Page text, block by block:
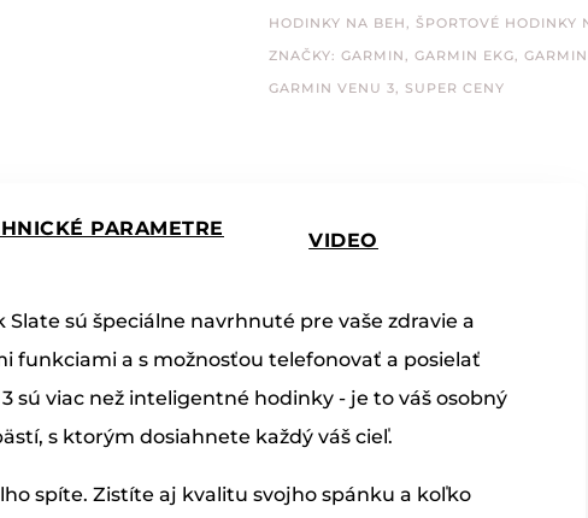
HODINKY NA BEH,ŠPORTOVÉ HODINKY
ZNAČKY:GARMIN,GARMIN EKG,
GARMIN VENU 3,SUPER CENY
PARAMETRE
VIDEO
Slate sú špeciálne navrhnuté pre vaše zdravie a
funkciami a s možnosťou telefonovať a posielať
sú viac než inteligentné hodinky - je to váš osobný
s ktorým dosiahnete každý váš cieľ.
spíte. Zistíte aj kvalitu svojho spánku a koľko